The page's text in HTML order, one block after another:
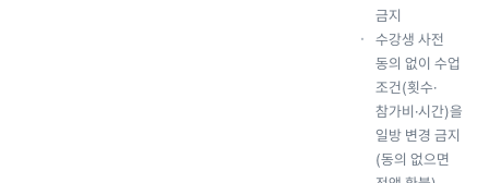
금지
수강생 사전
동의 없이 수업
조건(횟수·
참가비·시간)을
일방 변경 금지
(동의 없으면